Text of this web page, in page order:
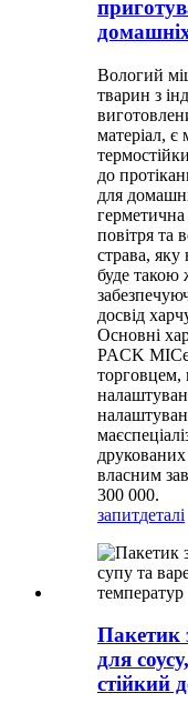
Вологий
тварин з
матеріал, є
до
для
повітря та
страва,
буде такою
досвід
Основні
PACK MIC
має
власним
300 000.
запитдеталі
Пакетик
для
стійкий